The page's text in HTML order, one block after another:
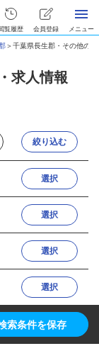
覧履歴 会員登録 メニュー
＞千葉県長生郡・その他の
求人情報
絞り込む
選択
選択
選択
選択
索条件を保存